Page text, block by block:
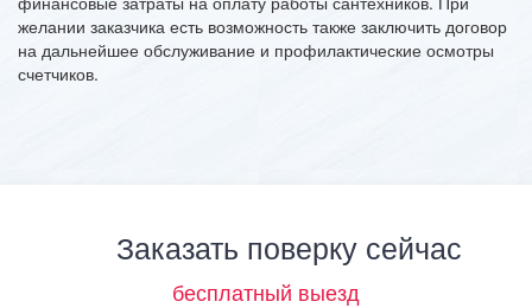
желании заказчика есть возможность также заключить договор
на дальнейшее обслуживание и профилактические осмотры
счетчиков.
Заказать поверку сейчас
бесплатный выезд